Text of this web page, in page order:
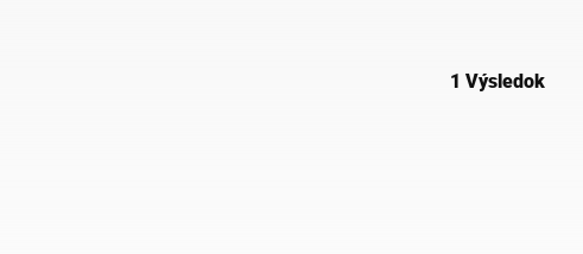
1 Výsledok